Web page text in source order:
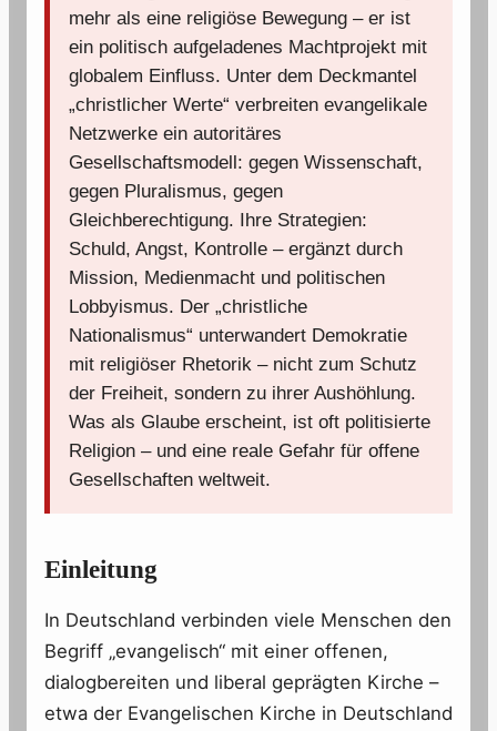
mehr als eine religiöse Bewegung – er ist
ein politisch aufgeladenes Machtprojekt mit
globalem Einfluss. Unter dem Deckmantel
„christlicher Werte“ verbreiten evangelikale
Netzwerke ein autoritäres
Gesellschaftsmodell: gegen Wissenschaft,
gegen Pluralismus, gegen
Gleichberechtigung. Ihre Strategien:
Schuld, Angst, Kontrolle – ergänzt durch
Mission, Medienmacht und politischen
Lobbyismus. Der „christliche
Nationalismus“ unterwandert Demokratie
mit religiöser Rhetorik – nicht zum Schutz
der Freiheit, sondern zu ihrer Aushöhlung.
Was als Glaube erscheint, ist oft politisierte
Religion – und eine reale Gefahr für offene
Gesellschaften weltweit.
Einleitung
In Deutschland verbinden viele Menschen den
Begriff „evangelisch“ mit einer offenen,
dialogbereiten und liberal geprägten Kirche –
etwa der Evangelischen Kirche in Deutschland